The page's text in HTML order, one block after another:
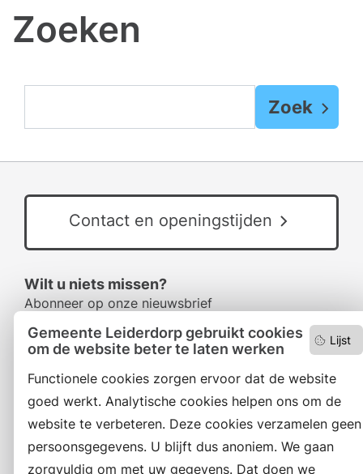
Lijst
Gemeente Leiderdorp gebruikt cookies
om de website beter te laten werken
Functionele cookies zorgen ervoor dat de website
goed werkt. Analytische cookies helpen ons om de
website te verbeteren. Deze cookies verzamelen geen
persoonsgegevens. U blijft dus anoniem. We gaan
zorgvuldig om met uw gegevens. Dat doen we
Zoeken
Zoek
Contact en openingstijden
Wilt u niets missen?
Abonneer op onze nieuwsbrief
en volg ons ook op social media.
Facebook
RSS
LinkedIn